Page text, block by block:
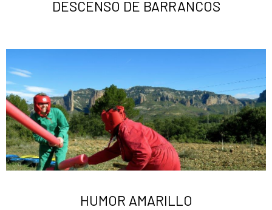
DESCENSO DE BARRANCOS
HUMOR AMARILLO